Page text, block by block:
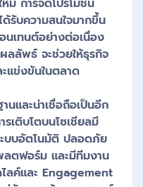
ม่ การจัดโปรโมชั่น
รับความสนใจมากขึ้น
นเทนต์อย่างต่อเนื่อง
ลลัพธ์ จะช่วยให้ธุรกิจ
แข่งขันในตลาด
นและน่าเชื่อถือเป็นอีก
เติบโตบนโซเชียลมี
ะบบอัตโนมัติ ปลอดภัย
ลตฟอร์ม และมีทีมงาน
ลค์และ Engagement